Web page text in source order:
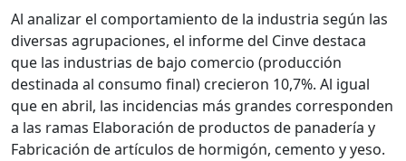
Al analizar el comportamiento de la industria según las
diversas agrupaciones, el informe del Cinve destaca
que las industrias de bajo comercio (producción
destinada al consumo final) crecieron 10,7%. Al igual
que en abril, las incidencias más grandes corresponden
a las ramas Elaboración de productos de panadería y
Fabricación de artículos de hormigón, cemento y yeso.